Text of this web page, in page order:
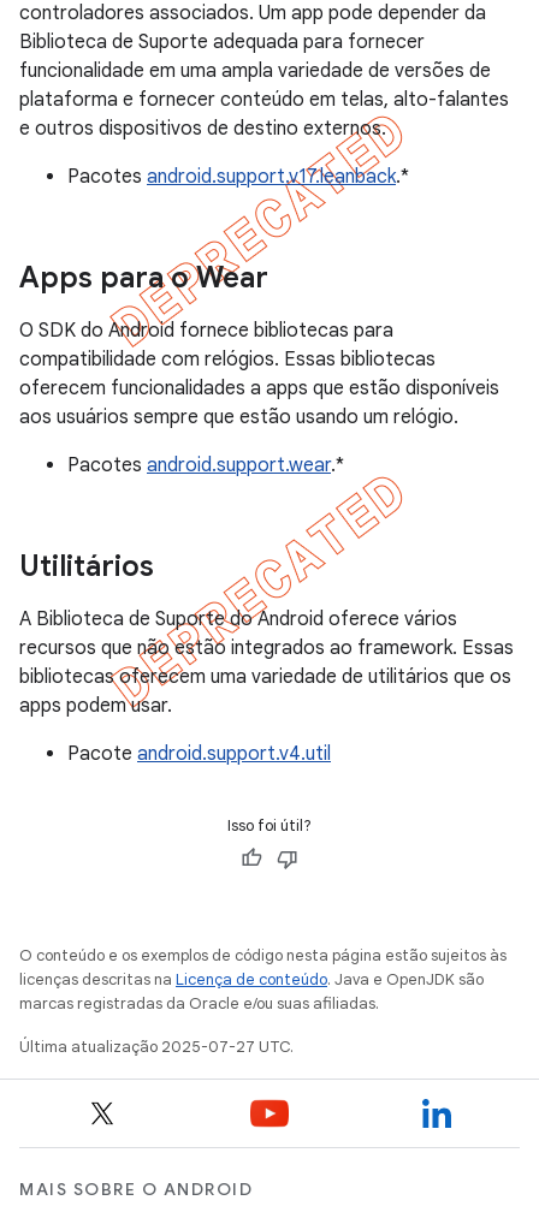
controladores associados. Um app pode depender da
Biblioteca de Suporte adequada para fornecer
funcionalidade em uma ampla variedade de versões de
plataforma e fornecer conteúdo em telas, alto-falantes
e outros dispositivos de destino externos.
Pacotes android.support.v17.leanback.*
Apps para o Wear
O SDK do Android fornece bibliotecas para
compatibilidade com relógios. Essas bibliotecas
oferecem funcionalidades a apps que estão disponíveis
aos usuários sempre que estão usando um relógio.
Pacotes android.support.wear.*
Utilitários
A Biblioteca de Suporte do Android oferece vários
recursos que não estão integrados ao framework. Essas
bibliotecas oferecem uma variedade de utilitários que os
apps podem usar.
Pacote android.support.v4.util
Isso foi útil?
O conteúdo e os exemplos de código nesta página estão sujeitos às
licenças descritas na Licença de conteúdo. Java e OpenJDK são
marcas registradas da Oracle e/ou suas afiliadas.
Última atualização 2025-07-27 UTC.
MAIS SOBRE O ANDROID